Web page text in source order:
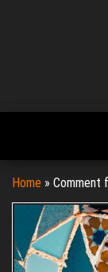
Home » Comment